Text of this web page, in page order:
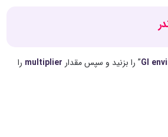
GI” را بزنید و سپس مقدار multiplier را